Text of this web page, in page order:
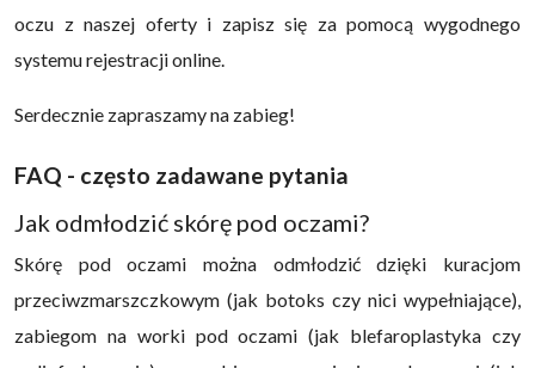
oczu z naszej oferty i zapisz się za pomocą wygodnego
systemu rejestracji online.
Serdecznie zapraszamy na zabieg!
FAQ - często zadawane pytania
Jak odmłodzić skórę pod oczami?
Skórę pod oczami można odmłodzić dzięki kuracjom
przeciwzmarszczkowym (jak botoks czy nici wypełniające),
zabiegom na worki pod oczami (jak blefaroplastyka czy